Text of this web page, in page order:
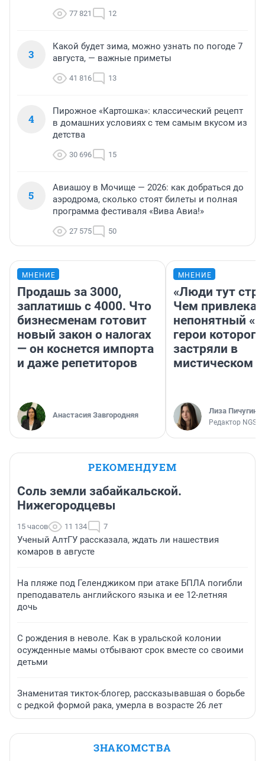
77 821 12
3
Какой будет зима, можно узнать по погоде 7
августа, — важные приметы
41 816 13
4
Пирожное «Картошка»: классический рецепт
в домашних условиях с тем самым вкусом из
детства
30 696 15
5
Авиашоу в Мочище — 2026: как добраться до
аэродрома, сколько стоят билеты и полная
программа фестиваля «Вива Авиа!»
27 575 50
МНЕНИЕ
Продашь за 3000,
заплатишь с 4000. Что
бизнесменам готовит
новый закон о налогах
— он коснется импорта
и даже репетиторов
Анастасия Завгородняя
МНЕНИЕ
«Люди тут
Чем
непонятный
герои которого
застряли в
мистическом
Лиза Пичугина
Редактор
РЕКОМЕНДУЕМ
Соль земли забайкальской.
Нижегородцевы
15 часов 11 134 7
Ученый АлтГУ рассказала, ждать ли нашествия
комаров в августе
На пляже под Геленджиком при атаке БПЛА погибли
преподаватель английского языка и ее 12-летняя
дочь
С рождения в неволе. Как в уральской колонии
осужденные мамы отбывают срок вместе со своими
детьми
Знаменитая тикток-блогер, рассказывавшая о борьбе
с редкой формой рака, умерла в возрасте 26 лет
ЗНАКОМСТВА